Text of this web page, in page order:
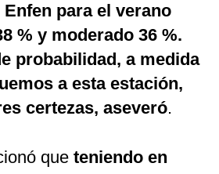
para el verano
% y moderado 36 %.
probabilidad, a medida
a esta estación,
certezas, aseveró.
que teniendo en